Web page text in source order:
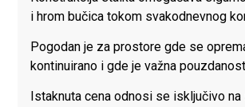
i hrom bučica tokom svakodnevnog
Pogodan je za prostore gde se
kontinuirano i gde je važna
Istaknuta cena odnosi se isključivo